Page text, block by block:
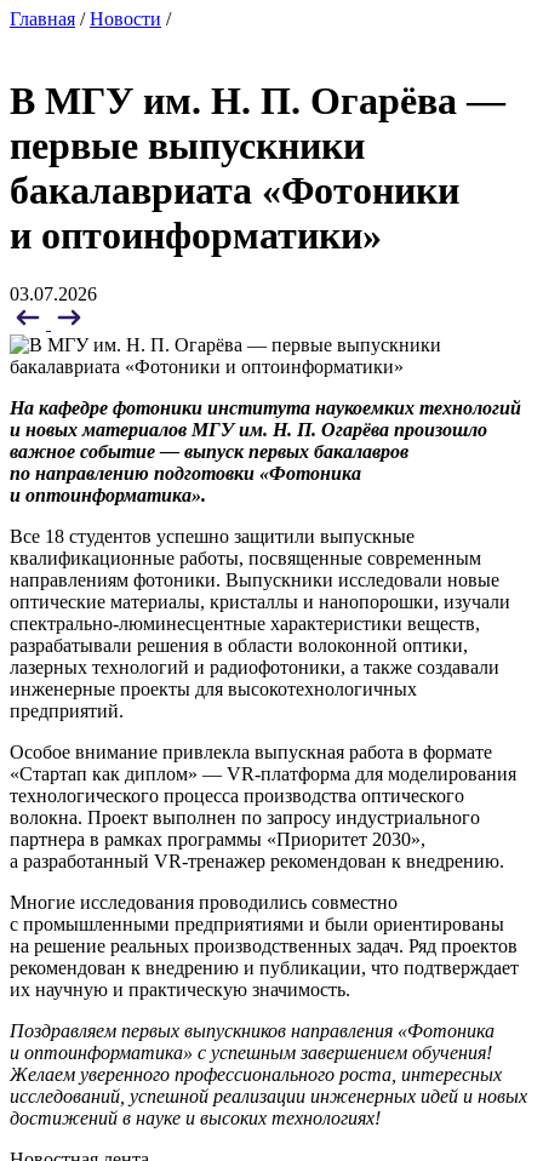
Главная /Новости /
В МГУ им. Н. П. Огарёва —
первые выпускники
бакалавриата «Фотоники
и оптоинформатики»
03.07.2026
На кафедре фотоники института наукоемких технологий
и новых материалов МГУ им. Н. П. Огарёва произошло
важное событие — выпуск первых бакалавров
по направлению подготовки «Фотоника
и оптоинформатика».
Все 18 студентов успешно защитили выпускные
квалификационные работы, посвященные современным
направлениям фотоники. Выпускники исследовали новые
оптические материалы, кристаллы и нанопорошки, изучали
спектрально-люминесцентные характеристики веществ,
разрабатывали решения в области волоконной оптики,
лазерных технологий и радиофотоники, а также создавали
инженерные проекты для высокотехнологичных
предприятий.
Особое внимание привлекла выпускная работа в формате
«Стартап как диплом» — VR-платформа для моделирования
технологического процесса производства оптического
волокна. Проект выполнен по запросу индустриального
партнера в рамках программы «Приоритет 2030»,
а разработанный VR-тренажер рекомендован к внедрению.
Многие исследования проводились совместно
с промышленными предприятиями и были ориентированы
на решение реальных производственных задач. Ряд проектов
рекомендован к внедрению и публикации, что подтверждает
их научную и практическую значимость.
Поздравляем первых выпускников направления «Фотоника
и оптоинформатика» с успешным завершением обучения!
Желаем уверенного профессионального роста, интересных
исследований, успешной реализации инженерных идей и новых
достижений в науке и высоких технологиях!